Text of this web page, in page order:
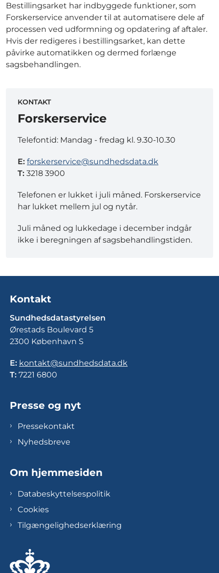
Bestillingsarket har indbyggede funktioner, som
Forskerservice anvender til at automatisere dele af
processen ved udformning og opdatering af aftaler.
Hvis der redigeres i bestillingsarket, kan dette
påvirke automatikken og dermed forlænge
sagsbehandlingen.
KONTAKT
Forskerservice
Telefontid: Mandag - fredag kl. 9.30-10.30
E: forskerservice@sundhedsdata.dk
T: 3218 3900
Telefonen er lukket i juli måned. Forskerservice
har lukket mellem jul og nytår.
Juli måned og lukkedage i december indgår
ikke i beregningen af sagsbehandlingstiden.
Kontakt
Sundhedsdatastyrelsen
Ørestads Boulevard 5
2300 København S
E: kontakt@sundhedsdata.dk
T: 7221 6800
Presse og nyt
Pressekontakt
Nyhedsbreve
Om hjemmesiden
Databeskyttelsespolitik
Cookies
Tilgængelighedserklæring